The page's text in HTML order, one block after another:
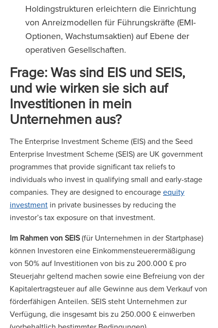
Holdingstrukturen erleichtern die Einrichtung
von Anreizmodellen für Führungskräfte (EMI-
Optionen, Wachstumsaktien) auf Ebene der
operativen Gesellschaften.
Frage: Was sind EIS und SEIS,
und wie wirken sie sich auf
Investitionen in mein
Unternehmen aus?
The Enterprise Investment Scheme (EIS) and the Seed
Enterprise Investment Scheme (SEIS) are UK government
programmes that provide significant tax reliefs to
individuals who invest in qualifying small and early-stage
companies. They are designed to encourageequity
investment in private businesses by reducing the
investor’s tax exposure on that investment.
Im Rahmen von SEIS(für Unternehmen in der Startphase)
können Investoren eine Einkommensteuerermäßigung
von 50% auf Investitionen von bis zu 200.000 £ pro
Steuerjahr geltend machen sowie eine Befreiung von der
Kapitalertragsteuer auf alle Gewinne aus dem Verkauf von
förderfähigen Anteilen. SEIS steht Unternehmen zur
Verfügung, die insgesamt bis zu 250.000 £ einwerben